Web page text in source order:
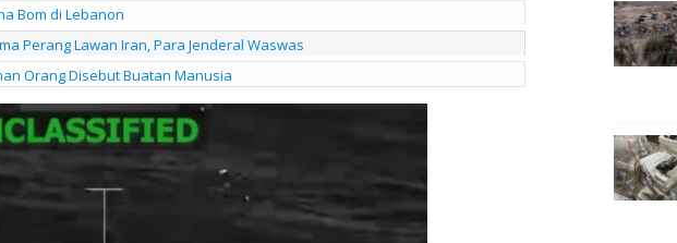
Bom di Lebanon
Perang Lawan Iran, Para Jenderal Waswas
Orang Disebut Buatan Manusia